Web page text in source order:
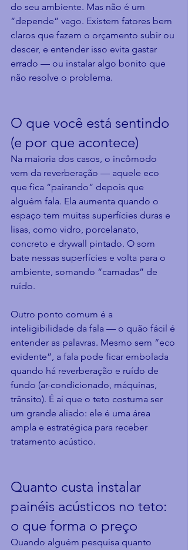
do seu ambiente. Mas não é um
“depende” vago. Existem fatores bem
claros que fazem o orçamento subir ou
descer, e entender isso evita gastar
errado — ou instalar algo bonito que
não resolve o problema.
O que você está sentindo
(e por que acontece)
Na maioria dos casos, o incômodo
vem da reverberação — aquele eco
que fica “pairando” depois que
alguém fala. Ela aumenta quando o
espaço tem muitas superfícies duras e
lisas, como vidro, porcelanato,
concreto e drywall pintado. O som
bate nessas superfícies e volta para o
ambiente, somando “camadas” de
ruído.
Outro ponto comum é a
inteligibilidade da fala — o quão fácil é
entender as palavras. Mesmo sem “eco
evidente”, a fala pode ficar embolada
quando há reverberação e ruído de
fundo (ar-condicionado, máquinas,
trânsito). É aí que o teto costuma ser
um grande aliado: ele é uma área
ampla e estratégica para receber
tratamento acústico.
Quanto custa instalar
painéis acústicos no teto:
o que forma o preço
Quando alguém pesquisa quanto